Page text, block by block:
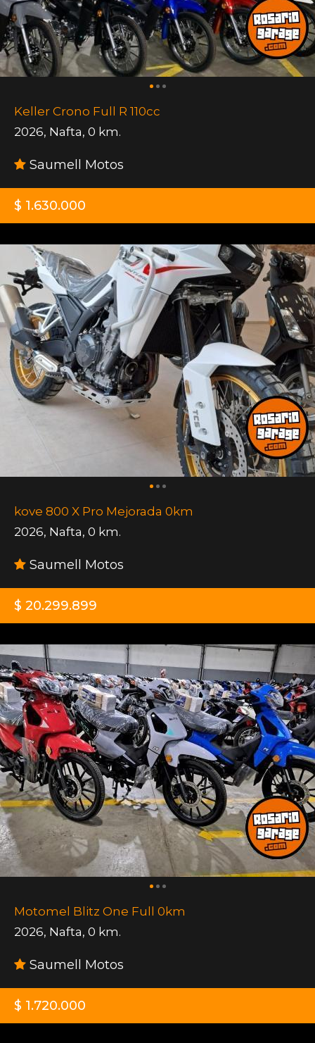
Keller Crono Full R 110cc
2026, Nafta, 0 km.
Saumell Motos
$ 1.630.000
kove 800 X Pro Mejorada 0km
2026, Nafta, 0 km.
Saumell Motos
$ 20.299.899
Motomel Blitz One Full 0km
2026, Nafta, 0 km.
Saumell Motos
$ 1.720.000